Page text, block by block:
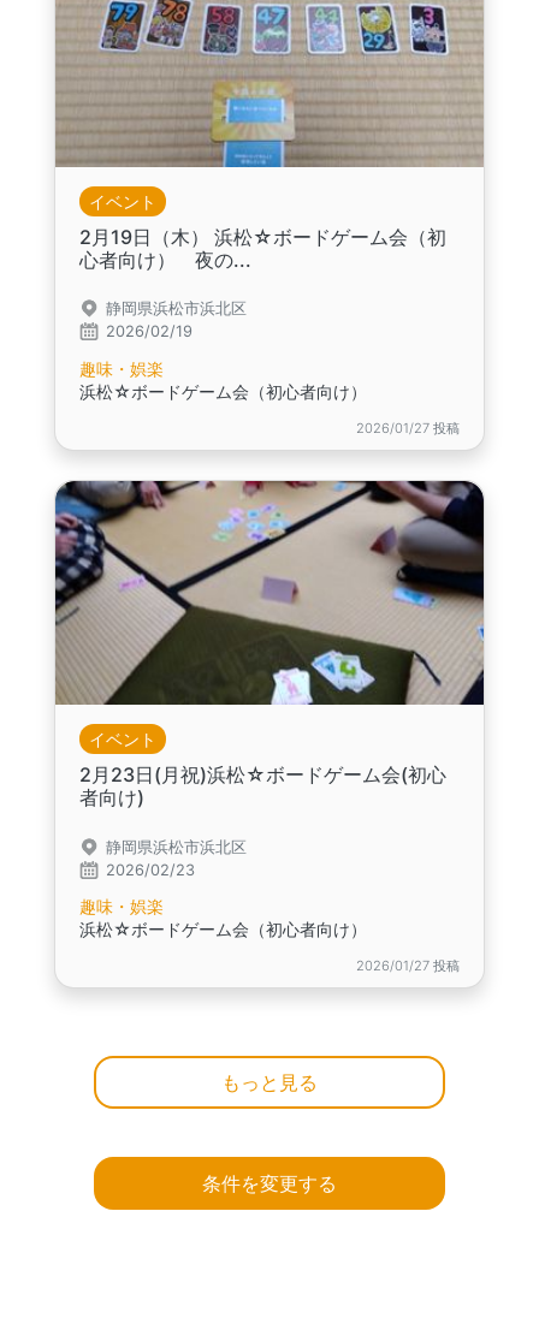
イベント
2月19日（木） 浜松☆ボードゲーム会（初
心者向け） 夜の...
静岡県浜松市浜北区
2026/02/19
趣味・娯楽
浜松☆ボードゲーム会（初心者向け）
2026/01/27 投稿
イベント
2月23日(月祝)浜松☆ボードゲーム会(初心
者向け)
静岡県浜松市浜北区
2026/02/23
趣味・娯楽
浜松☆ボードゲーム会（初心者向け）
2026/01/27 投稿
もっと見る
条件を変更する